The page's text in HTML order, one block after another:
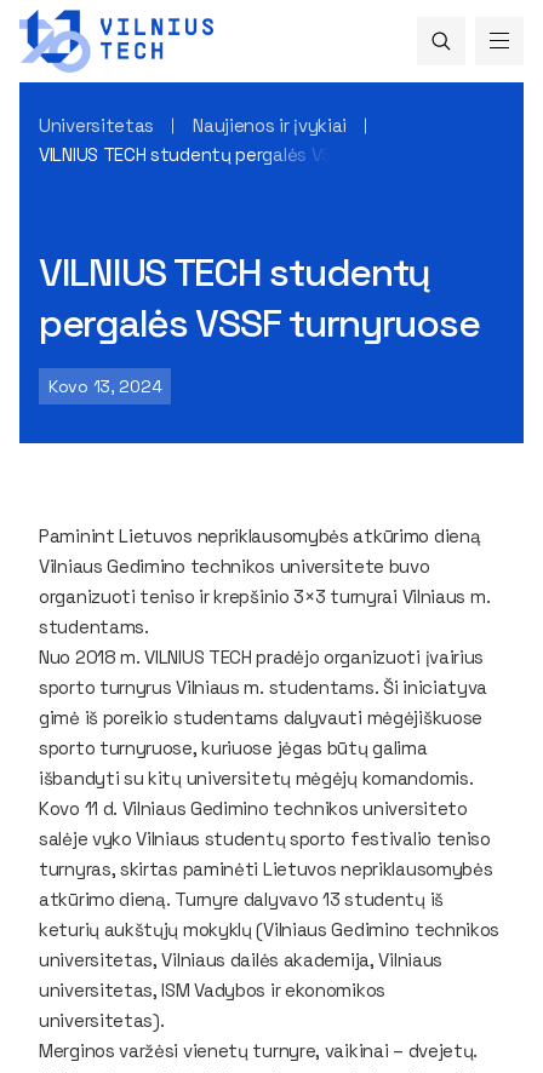
Universitetas
Naujienos ir įvykiai
VILNIUS TECH studentų pergalės VSSF turnyruose
VILNIUS TECH studentų
pergalės VSSF turnyruose
Kovo 13, 2024
Paminint Lietuvos nepriklausomybės atkūrimo dieną
Vilniaus Gedimino technikos universitete buvo
organizuoti teniso ir krepšinio 3×3 turnyrai Vilniaus m.
studentams.
Nuo 2018 m. VILNIUS TECH pradėjo organizuoti įvairius
sporto turnyrus Vilniaus m. studentams. Ši iniciatyva
gimė iš poreikio studentams dalyvauti mėgėjiškuose
sporto turnyruose, kuriuose jėgas būtų galima
išbandyti su kitų universitetų mėgėjų komandomis.
Kovo 11 d. Vilniaus Gedimino technikos universiteto
salėje vyko Vilniaus studentų sporto festivalio teniso
turnyras, skirtas paminėti Lietuvos nepriklausomybės
atkūrimo dieną. Turnyre dalyvavo 13 studentų iš
keturių aukštųjų mokyklų (Vilniaus Gedimino technikos
universitetas, Vilniaus dailės akademija, Vilniaus
universitetas, ISM Vadybos ir ekonomikos
universitetas).
Merginos varžėsi vienetų turnyre, vaikinai – dvejetų.